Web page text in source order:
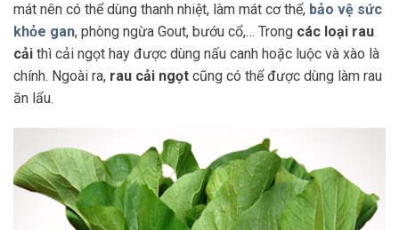
mát nên có thể dùng thanh nhiệt, làm mát cơ thể, bảo vệ sức
khỏe gan, phòng ngừa Gout, bướu cổ,… Trong các loại rau
cải thì cải ngọt hay được dùng nấu canh hoặc luộc và xào là
chính. Ngoài ra, rau cải ngọt cũng có thể được dùng làm rau
ăn lẩu.